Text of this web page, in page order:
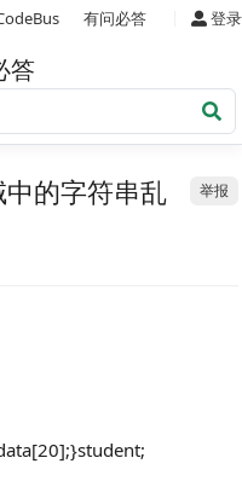
有问必答 登录
答
举报
的字符串乱